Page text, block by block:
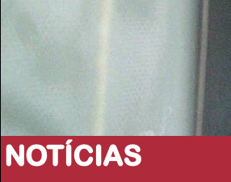
NOTÍCIAS